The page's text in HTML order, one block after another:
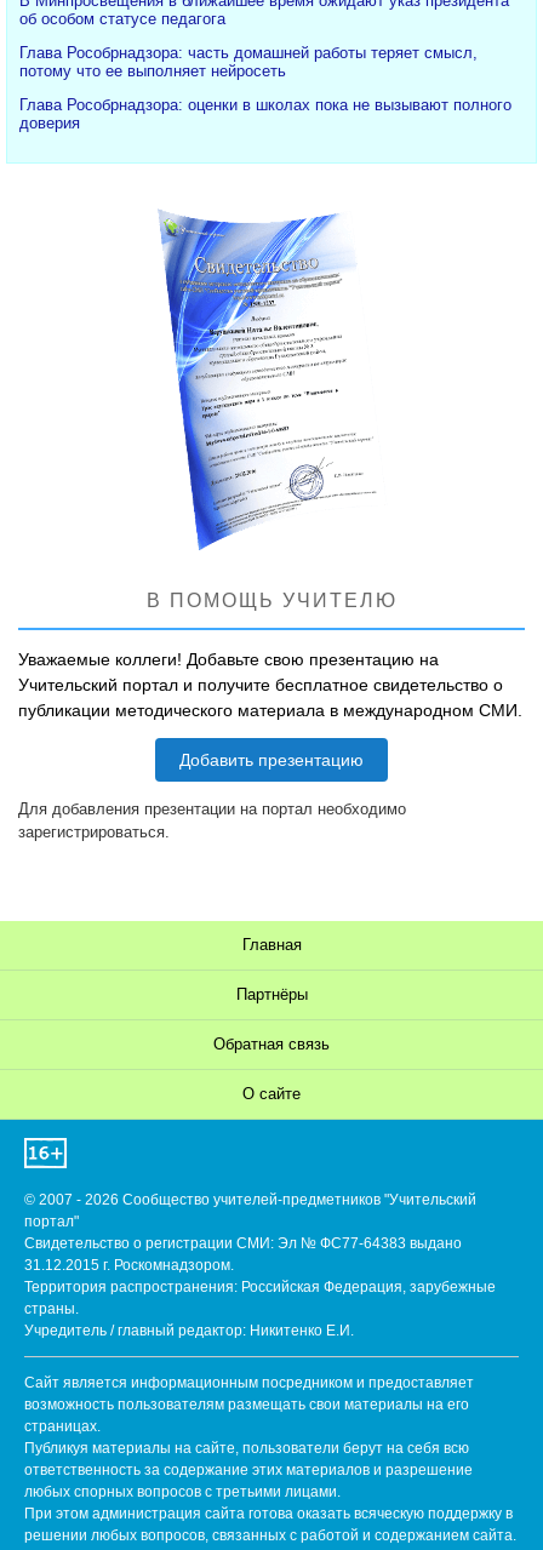
об особом статусе педагога
Глава Рособрнадзора: часть домашней работы теряет смысл,
потому что ее выполняет нейросеть
Глава Рособрнадзора: оценки в школах пока не вызывают полного
доверия
В ПОМОЩЬ УЧИТЕЛЮ
Уважаемые коллеги! Добавьте свою презентацию на
Учительский портал и получите бесплатное свидетельство о
публикации методического материала в международном СМИ.
Добавить презентацию
Для добавления презентации на портал необходимо
зарегистрироваться.
Главная
Партнёры
Обратная связь
О сайте
© 2007 - 2026 Сообщество учителей-предметников "Учительский
портал"
Свидетельство о регистрации СМИ: Эл № ФС77-64383 выдано
31.12.2015 г. Роскомнадзором.
Территория распространения: Российская Федерация, зарубежные
страны.
Учредитель / главный редактор: Никитенко Е.И.
Сайт является информационным посредником и предоставляет
возможность пользователям размещать свои материалы на его
страницах.
Публикуя материалы на сайте, пользователи берут на себя всю
ответственность за содержание этих материалов и разрешение
любых спорных вопросов с третьими лицами.
При этом администрация сайта готова оказать всяческую поддержку в
решении любых вопросов, связанных с работой и содержанием сайта.